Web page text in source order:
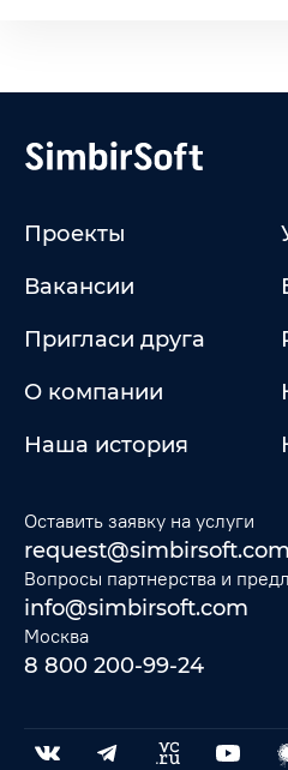
Проекты
Вакансии
Пригласи друга
О компании
Наша история
Оставить заявку на услуги
request@simbirsoft.com
Вопросы партнерства и
info@simbirsoft.com
Москва
8 800 200-99-24